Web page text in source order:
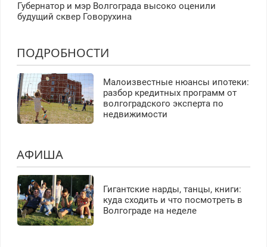
Губернатор и мэр Волгограда высоко оценили
будущий сквер Говорухина
ПОДРОБНОСТИ
Малоизвестные нюансы ипотеки:
разбор кредитных программ от
волгоградского эксперта по
недвижимости
АФИША
Гигантские нарды, танцы, книги:
куда сходить и что посмотреть в
Волгограде на неделе